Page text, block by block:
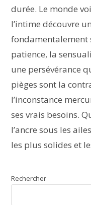
durée. Le monde
l’intime découvre
fondamentalement
patience, la
une persévérance
pièges sont la
l’inconstance
ses vrais besoins.
l’ancre sous les
les plus solides et
Rechercher